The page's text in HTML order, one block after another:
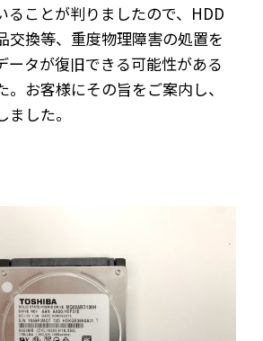
ることが判りましたので、HDD
交換等、重度物理障害の処置を
ータが復旧できる可能性がある
。お客様にその旨をご案内し、
した。